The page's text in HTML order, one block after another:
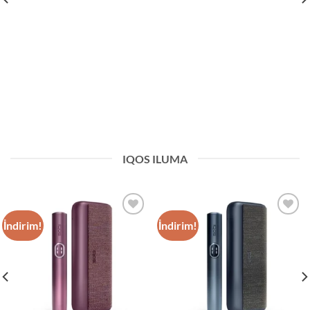
IQOS ILUMA
İndirim! İndirim!